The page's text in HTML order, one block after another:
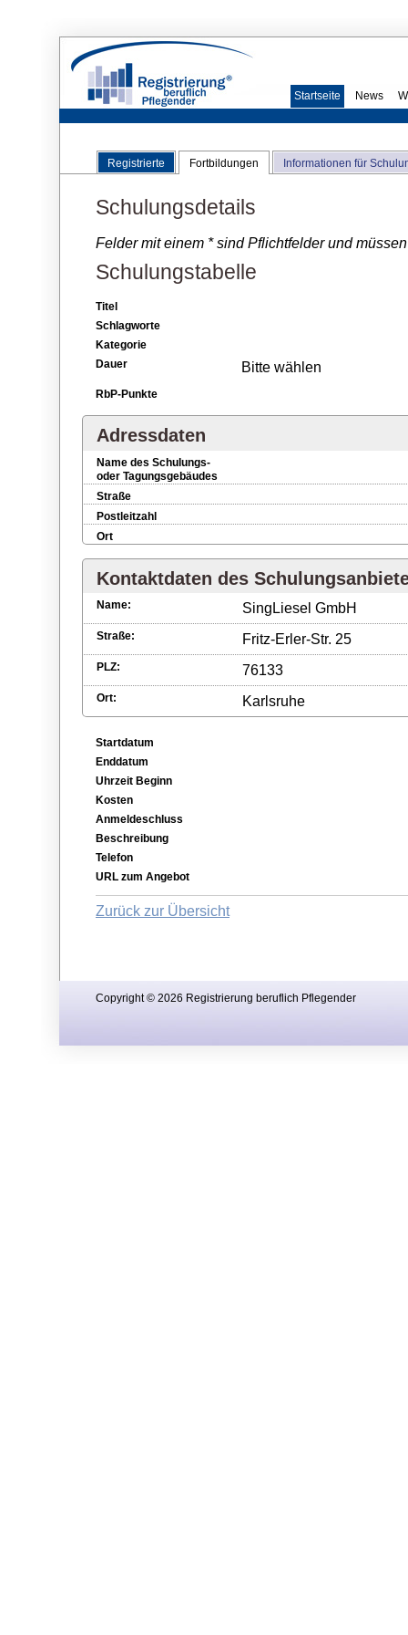
Startseite News
Registrierte Fortbildungen Informationen für
Schulungsdetails
Felder mit einem * sind Pflichtfelder und
Schulungstabelle
Titel
Schlagworte
Kategorie
Dauer
Bitte wählen
RbP-Punkte
Adressdaten
Name des Schulungs-
oder Tagungsgebäudes
Straße
Postleitzahl
Ort
Kontaktdaten des
Name: SingLiesel GmbH
Straße: Fritz-Erler-Str. 25
PLZ: 76133
Ort: Karlsruhe
Startdatum
Enddatum
Uhrzeit Beginn
Kosten
Anmeldeschluss
Beschreibung
Telefon
URL zum Angebot
Zurück zur Übersicht
Copyright © 2026 Registrierung beruflich Pflegender